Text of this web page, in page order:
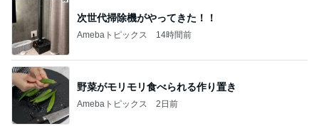
次世代掃除機がやってきた！！
Amebaトピックス 14時間前
野菜がモリモリ食べられる作り置き
Amebaトピックス 2日前